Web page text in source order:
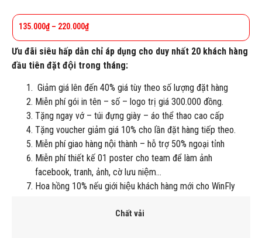
135.000₫ – 220.000₫
Ưu đãi siêu hấp dẫn chỉ áp dụng cho duy nhất 20 khách hàng
đầu tiên đặt đội trong tháng:
Giảm giá lên đến 40% giá tùy theo số lượng đặt hàng
Miễn phí gói in tên – số – logo trị giá 300.000 đồng.
Tặng ngay vớ – túi đựng giày – áo thể thao cao cấp
Tặng voucher giảm giá 10% cho lần đặt hàng tiếp theo.
Miễn phí giao hàng nội thành – hỗ trợ 50% ngoại tỉnh
Miễn phí thiết kế 01 poster cho team để làm ảnh
facebook, tranh, ảnh, cờ lưu niệm…
Hoa hồng 10% nếu giới hiệu khách hàng mới cho WinFly
Chất vải